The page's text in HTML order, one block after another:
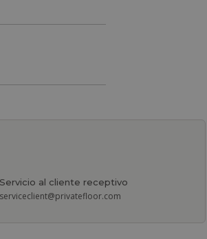
Servicio al cliente receptivo
serviceclient@privatefloor.com